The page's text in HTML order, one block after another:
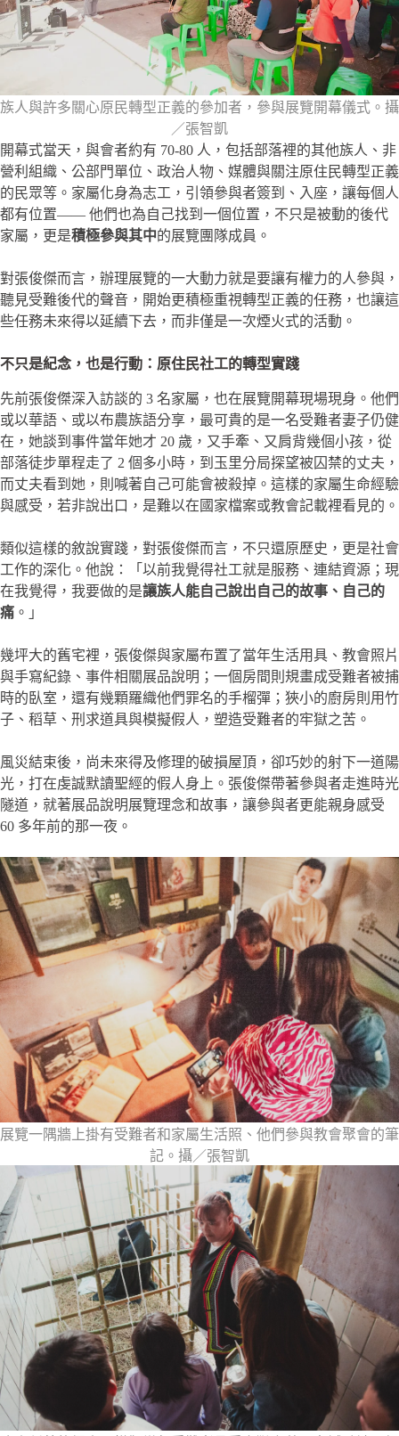
族人與許多關心原民轉型正義的參加者，參與展覽開幕儀式。攝
／張智凱
開幕式當天，與會者約有 70-80 人，包括部落裡的其他族人、非
營利組織、公部門單位、政治人物、媒體與關注原住民轉型正義
的民眾等。家屬化身為志工，引領參與者簽到、入座，讓每個人
都有位置—— 他們也為自己找到一個位置，不只是被動的後代
家屬，更是積極參與其中的展覽團隊成員。
對張俊傑而言，辦理展覽的一大動力就是要讓有權力的人參與，
聽見受難後代的聲音，開始更積極重視轉型正義的任務，也讓這
些任務未來得以延續下去，而非僅是一次煙火式的活動。
不只是紀念，也是行動：原住民社工的轉型實踐
先前張俊傑深入訪談的 3 名家屬，也在展覽開幕現場現身。他們
或以華語、或以布農族語分享，最可貴的是一名受難者妻子仍健
在，她談到事件當年她才 20 歲，又手牽、又肩背幾個小孩，從
部落徒步單程走了 2 個多小時，到玉里分局探望被囚禁的丈夫，
而丈夫看到她，則喊著自己可能會被殺掉。這樣的家屬生命經驗
與感受，若非說出口，是難以在國家檔案或教會記載裡看見的。
類似這樣的敘說實踐，對張俊傑而言，不只還原歷史，更是社會
工作的深化。他說：「以前我覺得社工就是服務、連結資源；現
在我覺得，我要做的是讓族人能自己說出自己的故事、自己的
痛 。」
幾坪大的舊宅裡，張俊傑與家屬布置了當年生活用具、教會照片
與手寫紀錄、事件相關展品說明；一個房間則規畫成受難者被捕
時的臥室，還有幾顆羅織他們罪名的手榴彈；狹小的廚房則用竹
子、稻草、刑求道具與模擬假人，塑造受難者的牢獄之苦。
風災結束後，尚未來得及修理的破損屋頂，卻巧妙的射下一道陽
光，打在虔誠默讀聖經的假人身上。張俊傑帶著參與者走進時光
隧道，就著展品說明展覽理念和故事，讓參與者更能親身感受
60 多年前的那一夜。
展覽一隅牆上掛有受難者和家屬生活照、他們參與教會聚會的筆
記。攝／張智凱